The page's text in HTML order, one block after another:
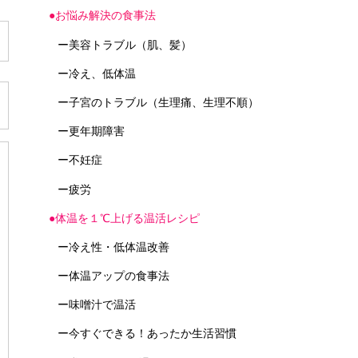
●お悩み解決の食事法
ー美容トラブル（肌、髪）
ー冷え、低体温
ー子宮のトラブル（生理痛、生理不順）
ー更年期障害
ー不妊症
ー疲労
●体温を１℃上げる温活レシピ
ー冷え性・低体温改善
ー体温アップの食事法
ー味噌汁で温活
ー今すぐできる！あったか生活習慣